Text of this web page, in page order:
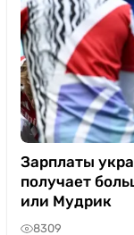
Зарплаты
получает
или Мудрик
8309